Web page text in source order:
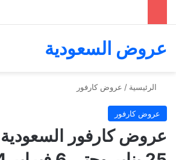
عروض السعودية
الرئيسية / عروض كارفور
عروض كارفور
عروض كارفور